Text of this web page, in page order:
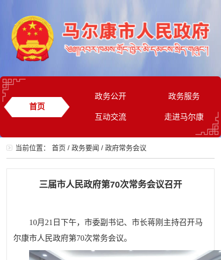
首页
政务公开 政务服务
互动交流 走进马尔康
当前位置：首页 /政务要闻 /政府常务会议
三届市人民政府第70次常务会议召开
10月21日下午，市委副书记、市长蒋刚主持召开马
尔康市人民政府第70次常务会议。